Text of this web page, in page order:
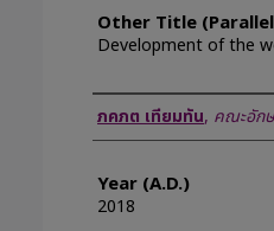
Other Title
Development of the
Author
ภคภต เทียมทัน, คณะอัก
Year (A.D.)
2018